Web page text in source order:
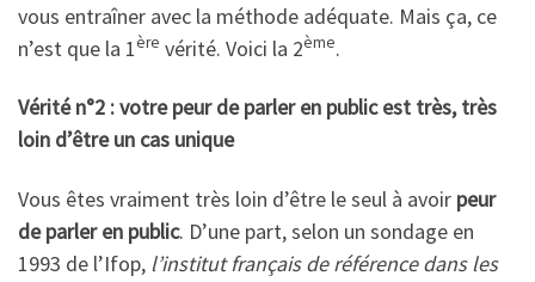
vous entraîner avec la méthode adéquate. Mais ça, ce
n’est que la 1ère vérité. Voici la 2ème.
Vérité n°2 : votre peur de parler en public est très, très
loin d’être un cas unique
Vous êtes vraiment très loin d’être le seul à avoir peur
de parler en public. D’une part, selon un sondage en
1993 de l’Ifop, l’institut français de référence dans les